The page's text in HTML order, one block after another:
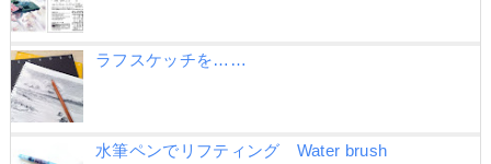
ラフスケッチを……
水筆ペンでリフティング Water brush